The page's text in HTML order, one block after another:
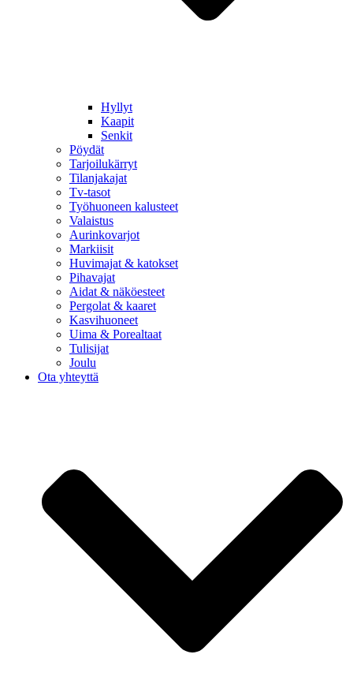
Hyllyt
Kaapit
Senkit
Pöydät
Tarjoilukärryt
Tilanjakajat
Tv-tasot
Työhuoneen kalusteet
Valaistus
Aurinkovarjot
Markiisit
Huvimajat & katokset
Pihavajat
Aidat & näköesteet
Pergolat & kaaret
Kasvihuoneet
Uima & Porealtaat
Tulisijat
Joulu
Ota yhteyttä